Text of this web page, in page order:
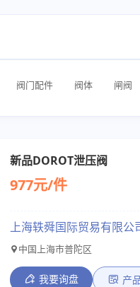
阀门配件 阀体 闸阀
新品DOROT泄压阀
977元/件
上海轶舜国际贸易有限公
中国上海市普陀区
我要询盘 产